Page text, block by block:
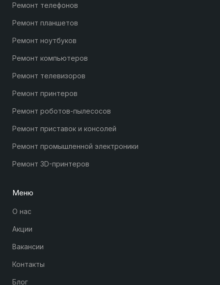
Ремонт телефонов
Ремонт планшетов
Ремонт ноутбуков
Ремонт компьютеров
Ремонт телевизоров
Ремонт принтеров
Ремонт роботов-пылесосов
Ремонт приставок и консолей
Ремонт промышленной электроники
Ремонт 3D-принтеров
Меню
О нас
Акции
Вакансии
Контакты
Блог